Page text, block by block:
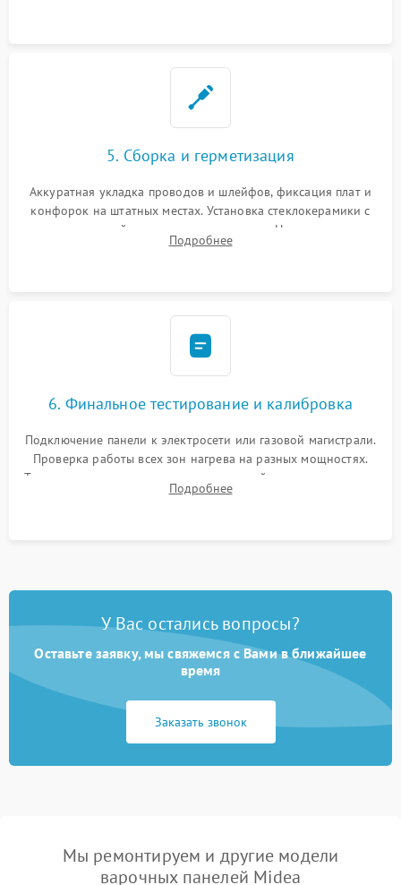
5. Сборка и герметизация
Аккуратная укладка проводов и шлейфов, фиксация плат и
конфорок на штатных местах. Установка стеклокерамики с
проверкой равномерности зазоров. Нанесение
термостойкого герметика или укладка уплотнительной
Подробнее
6. Финальное тестирование и калибровка
Подключение панели к электросети или газовой магистрали.
Проверка работы всех зон нагрева на разных мощностях.
Тестирование сенсорного управления, таймера, индикаторов
остаточного тепла и систем защиты от перегрева.
Подробнее
У Вас остались вопросы?
Оставьте заявку, мы свяжемся с Вами в ближайшее
время
Заказать звонок
Мы ремонтируем и другие модели
варочных панелей Midea